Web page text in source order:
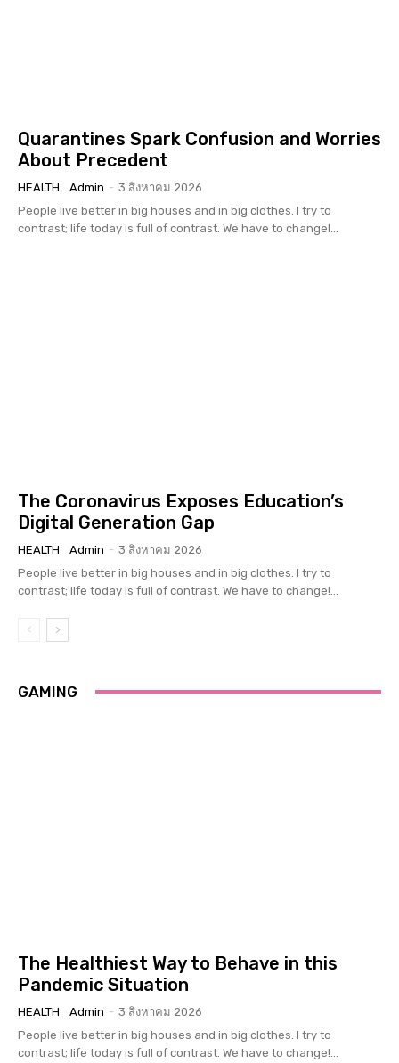
Quarantines Spark Confusion and Worries
About Precedent
HEALTH Admin - 3 สิงหาคม 2026
People live better in big houses and in big clothes. I try to
contrast; life today is full of contrast. We have to change!...
The Coronavirus Exposes Education’s
Digital Generation Gap
HEALTH Admin - 3 สิงหาคม 2026
People live better in big houses and in big clothes. I try to
contrast; life today is full of contrast. We have to change!...
GAMING
The Healthiest Way to Behave in this
Pandemic Situation
HEALTH Admin - 3 สิงหาคม 2026
People live better in big houses and in big clothes. I try to
contrast; life today is full of contrast. We have to change!...